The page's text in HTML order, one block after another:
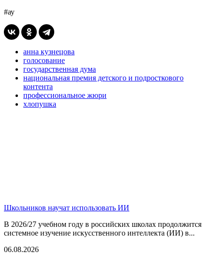
#ау
анна кузнецова
голосование
государственная дума
национальная премия детского и подросткового
контента
профессиональное жюри
хлопушка
Школьников научат использовать ИИ
В 2026/27 учебном году в российских школах продолжится
системное изучение искусственного интеллекта (ИИ) в...
06.08.2026